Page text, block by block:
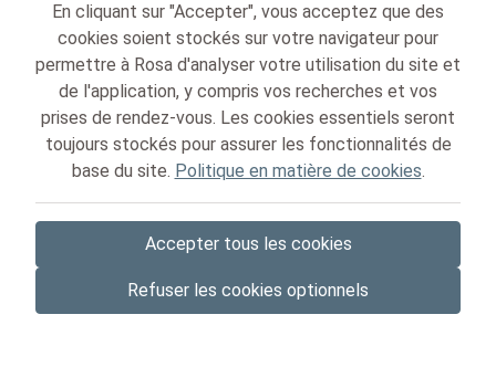
Photothérapie dynamique (PDT)
Photothérapie par UV
Cliniques de l'Europe - Europa ziekenhuizen Esthetic in health
- Vos rendez-vous médicaux en Belgique 🇧🇪
En cliquant sur "Accepter", vous acceptez que des
cookies soient stockés sur votre navigateur pour
permettre à Rosa d'analyser votre utilisation du site et
de l'application, y compris vos recherches et vos
prises de rendez-vous. Les cookies essentiels seront
toujours stockés pour assurer les fonctionnalités de
base du site. Politique en matière de cookies.
Accepter tous les cookies
Refuser les cookies optionnels